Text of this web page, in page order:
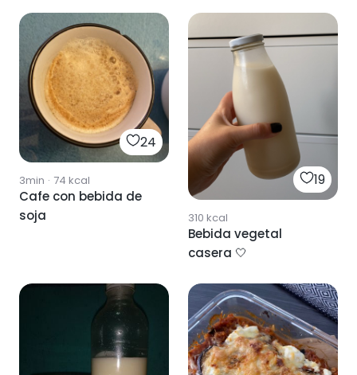
24
3min · 74 kcal
Cafe con bebida de
soja
19
310 kcal
Bebida vegetal
casera 🤍